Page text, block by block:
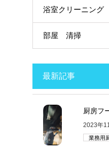
浴室クリーニング
部屋 清掃
最新記事
厨房フ
2023年
業務用